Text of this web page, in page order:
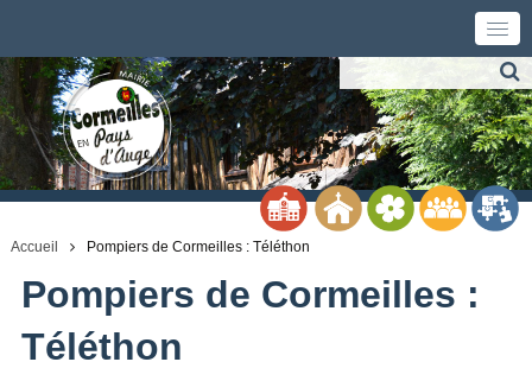
Accueil Pompiers de Cormeilles : Téléthon
Pompiers de Cormeilles :
Téléthon